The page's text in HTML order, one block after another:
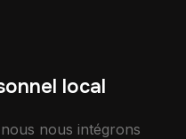
local
nous intégrons